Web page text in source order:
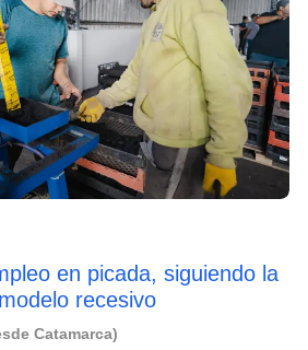
en picada, siguiendo la
recesivo
Catamarca)